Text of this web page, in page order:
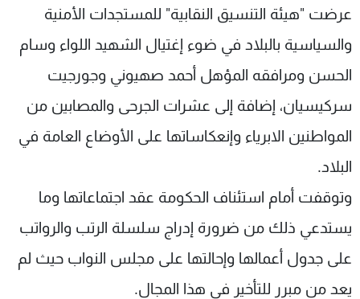
عرضت "هيئة التنسيق النقابية" للمستجدات الأمنية
والسياسية بالبلاد في ضوء إغتيال الشهيد اللواء وسام
الحسن ومرافقه المؤهل أحمد صهيوني وجورجيت
سركيسيان، إضافة إلى عشرات الجرحى والمصابين من
المواطنين الابرياء وإنعكاساتها على الأوضاع العامة في
البلاد.
وتوقفت أمام استئناف الحكومة عقد اجتماعاتها وما
يستدعي ذلك من ضرورة إدراج سلسلة الرتب والرواتب
على جدول أعمالها وإحالتها على مجلس النواب حيث لم
يعد من مبرر للتأخير في هذا المجال.
الترددات
الإنـتـاج
لاعلاناتكم
وظائف
تواصل معنا
شروط الإسـتخدام
سياسة الخصوصية